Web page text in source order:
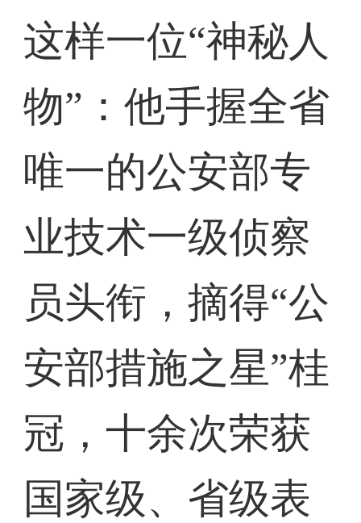
这样一位“神秘人
物”：他手握全省
唯一的公安部专
业技术一级侦察
员头衔，摘得“公
安部措施之星”桂
冠，十余次荣获
国家级、省级表